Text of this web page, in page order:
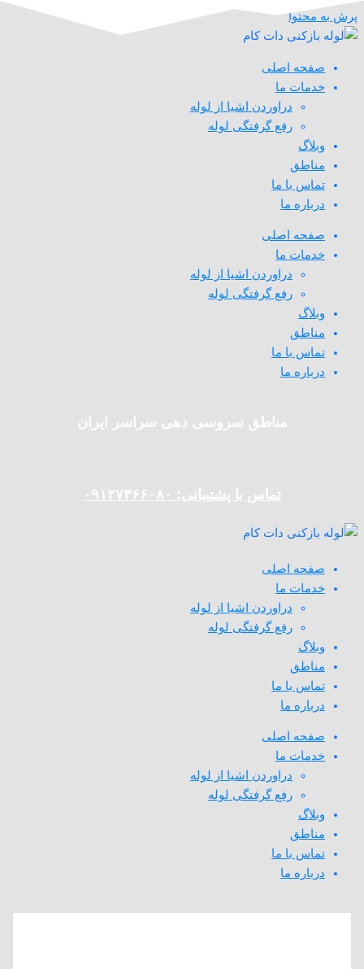
پرش به محتوا
صفحه اصلی
خدمات ما
دراوردن اشیا از لوله
رفع گرفتگی لوله
وبلاگ
مناطق
تماس با ما
درباره ما
صفحه اصلی
خدمات ما
دراوردن اشیا از لوله
رفع گرفتگی لوله
وبلاگ
مناطق
تماس با ما
درباره ما
مناطق سروسی دهی سراسر ایران
تماس با پشتیبانی: ۰۹۱۲۷۳۶۶۰۸۰
صفحه اصلی
خدمات ما
دراوردن اشیا از لوله
رفع گرفتگی لوله
وبلاگ
مناطق
تماس با ما
درباره ما
صفحه اصلی
خدمات ما
دراوردن اشیا از لوله
رفع گرفتگی لوله
وبلاگ
مناطق
تماس با ما
درباره ما